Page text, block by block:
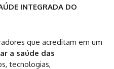
INTEGRADA DO
que acreditam em um
a saúde das
tecnologias,